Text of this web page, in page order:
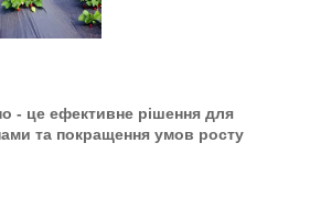
- це ефективне рішення для
та покращення умов росту